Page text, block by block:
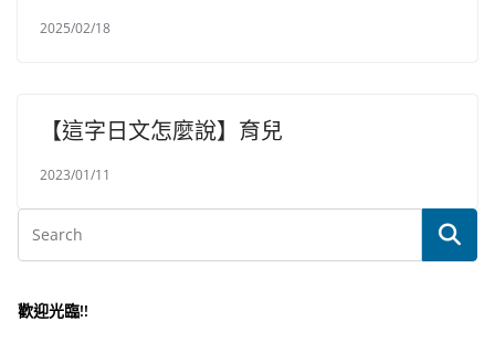
2025/02/18
【這字日文怎麼說】育兒
2023/01/11
歡迎光臨!!